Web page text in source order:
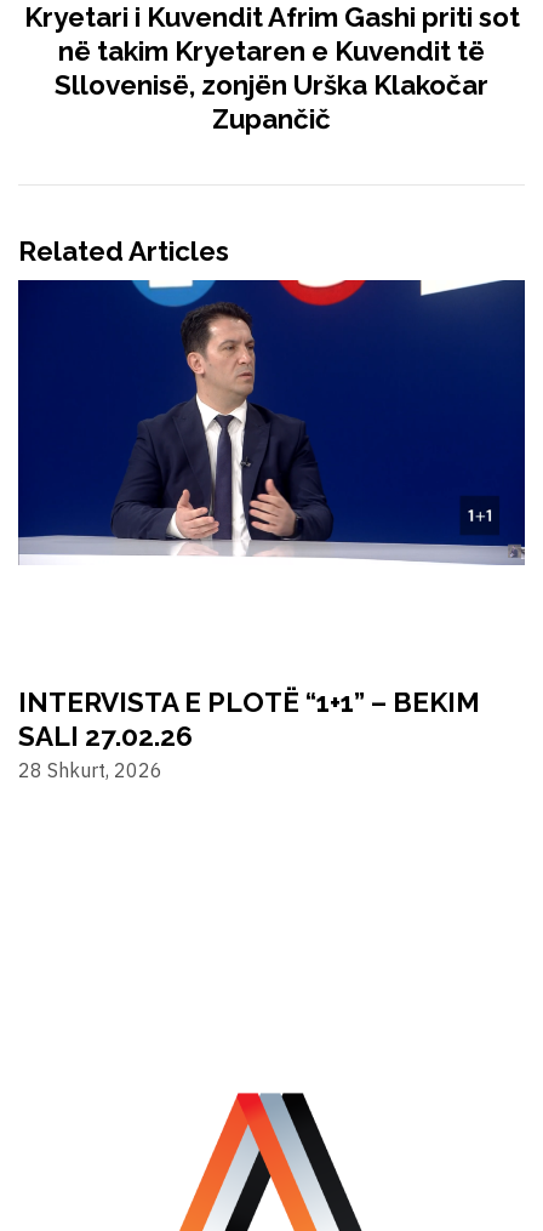
Kryetari i Kuvendit Afrim Gashi priti sot
në takim Kryetaren e Kuvendit të
Sllovenisë, zonjën Urška Klakočar
Zupančič
Related Articles
INTERVISTA E PLOTË “1+1” – BEKIM
SALI 27.02.26
28 Shkurt, 2026